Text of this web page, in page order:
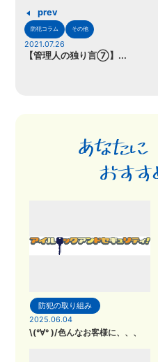
prev
防犯コラム その他
2021.07.26
【管理人の独り言⑦】...
防犯の取り組み
2025.06.04
\(°∀° )/色んなお客様に、、、